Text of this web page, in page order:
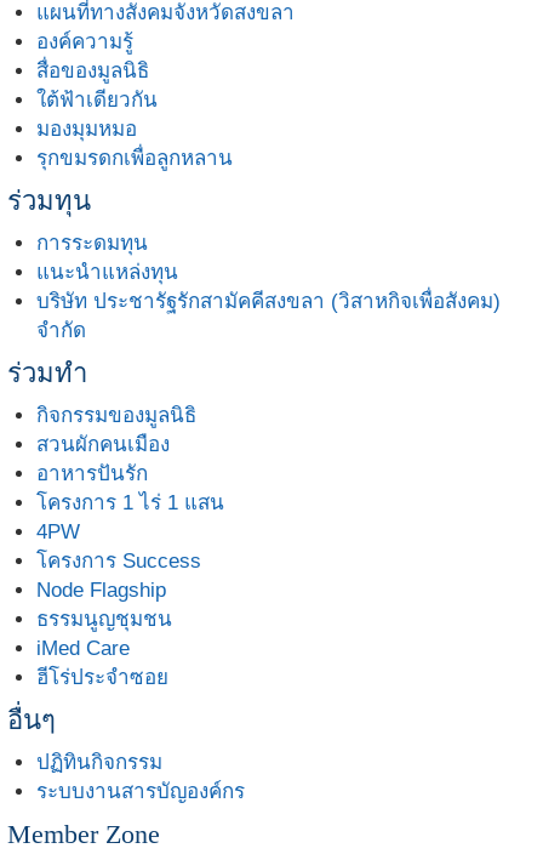
แผนที่ทางสังคมจังหวัดสงขลา
องค์ความรู้
สื่อของมูลนิธิ
ใต้ฟ้าเดียวกัน
มองมุมหมอ
รุกขมรดกเพื่อลูกหลาน
ร่วมทุน
การระดมทุน
แนะนำแหล่งทุน
บริษัท ประชารัฐรักสามัคคีสงขลา (วิสาหกิจเพื่อสังคม)
จำกัด
ร่วมทำ
กิจกรรมของมูลนิธิ
สวนผักคนเมือง
อาหารปันรัก
โครงการ 1 ไร่ 1 แสน
4PW
โครงการ Success
Node Flagship
ธรรมนูญชุมชน
iMed Care
ฮีโร่ประจำซอย
อื่นๆ
ปฏิทินกิจกรรม
ระบบงานสารบัญองค์กร
Member Zone